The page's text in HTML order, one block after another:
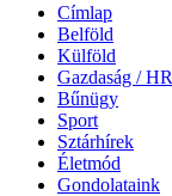
Címlap
Belföld
Külföld
Gazdaság / HR
Bűnügy
Sport
Sztárhírek
Életmód
Gondolataink